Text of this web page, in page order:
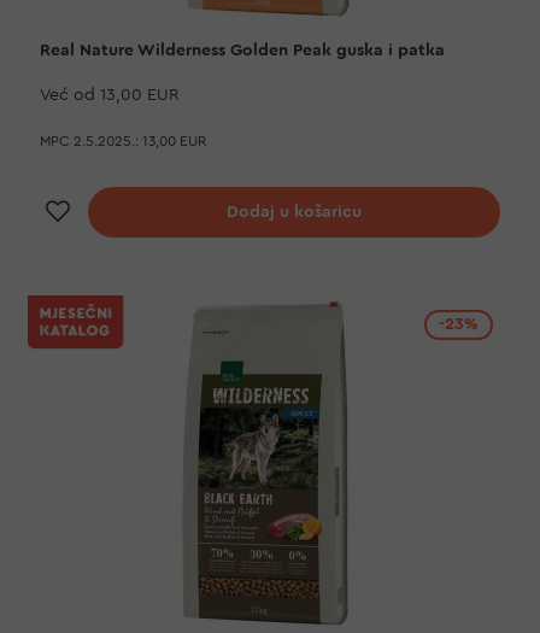
Real Nature Wilderness Golden Peak guska i patka
Već od 13,00 EUR
MPC 2.5.2025.: 13,00 EUR
Dodaj na listu želja
Dodaj u košaricu
-23%